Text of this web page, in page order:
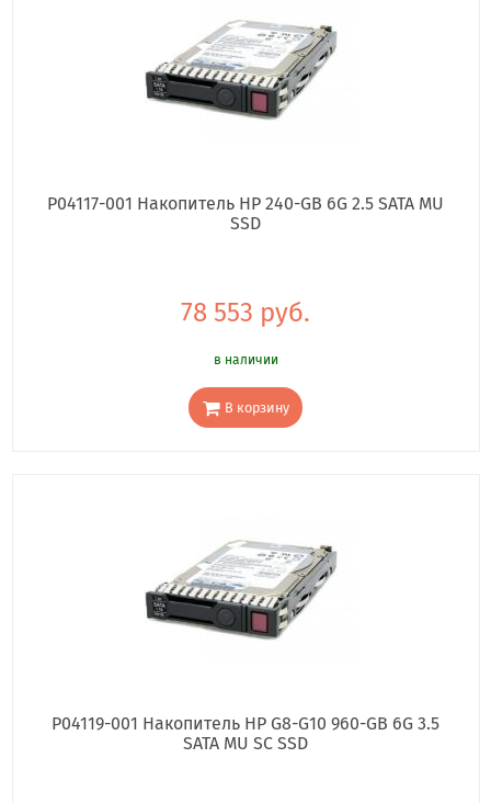
P04117-001 Накопитель HP 240-GB 6G 2.5 SATA MU
SSD
78 553 руб.
в наличии
В корзину
P04119-001 Накопитель HP G8-G10 960-GB 6G 3.5
SATA MU SC SSD